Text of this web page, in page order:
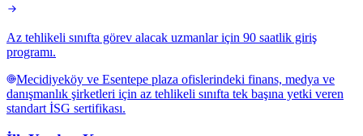
Az tehlikeli sınıfta görev alacak uzmanlar için 90 saatlik giriş
programı.
Mecidiyeköy ve Esentepe plaza ofislerindeki finans, medya ve
danışmanlık şirketleri için az tehlikeli sınıfta tek başına yetki veren
standart İSG sertifikası.